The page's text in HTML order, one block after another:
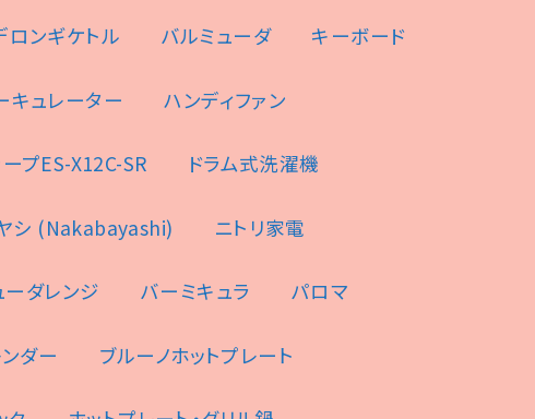
ロンギケトル バルミューダ キーボード
キュレーター ハンディファン
プES-X12C-SR ドラム式洗濯機
シ (Nakabayashi) ニトリ家電
ーダレンジ バーミキュラ パロマ
ダー ブルーノホットプレート